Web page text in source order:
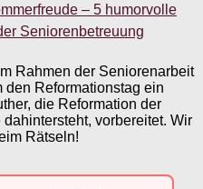
– 5 humorvolle
Seniorenbetreuung
Rahmen der Seniorenarbeit
den Reformationstag ein
die Reformation der
vorbereitet. Wir
Rätseln!